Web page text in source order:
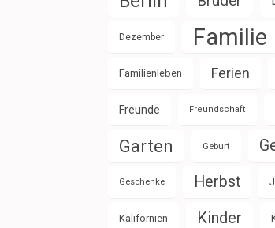
Dezember Familie
Familienleben Ferien
Freunde Freundschaft
Garten Geburt
Geschenke Herbst
Kalifornien Kinder